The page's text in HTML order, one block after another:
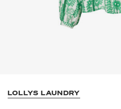
LOLLYS LAUNDRY